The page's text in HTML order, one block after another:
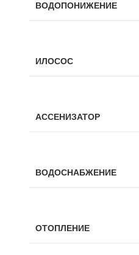
ВОДОПОНИЖЕНИЕ
ИЛОСОС
АССЕНИЗАТОР
ВОДОСНАБЖЕНИЕ
ОТОПЛЕНИЕ